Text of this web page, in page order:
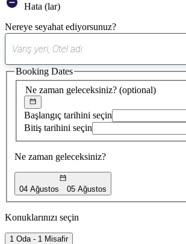
Hata (lar)
Nereye seyahat ediyorsunuz?
öneri
bulundu
Ne zaman geleceksiniz? (optional)
Başlangıç tarihini seçin
Bitiş tarihini seçin
Ne zaman geleceksiniz?
04 Ağustos 05 Ağustos
Booking Dates
Konuklarınızı seçin
1 Oda - 1 Misafir